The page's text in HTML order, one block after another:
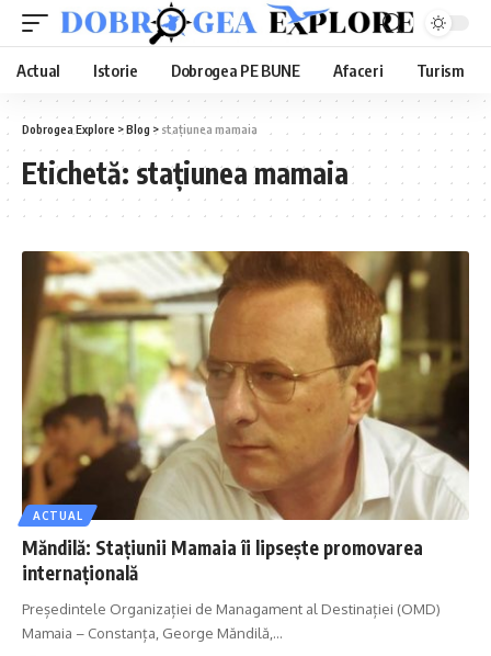
Actual Istorie Dobrogea PE BUNE Afaceri Turism
Dobrogea Explore >Blog > staţiunea mamaia
Etichetă: staţiunea mamaia
ACTUAL
Măndilă: Stațiunii Mamaia îi lipsește promovarea
internațională
Președintele Organizației de Managament al Destinației (OMD)
Mamaia – Constanța, George Măndilă, …